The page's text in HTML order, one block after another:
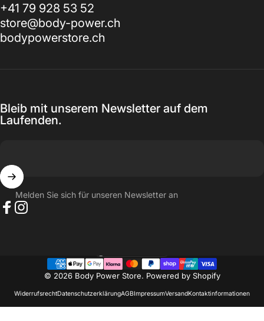
+41 79 928 53 52
store@body-power.ch
bodypowerstore.ch
Bleib mit unserem Newsletter auf dem
Laufenden.
Melden Sie sich für unseren Newsletter an
© 2026 Body Power Store. Powered by Shopify
WiderrufsrechtDatenschutzerklärungAGBImpressumVersandKontaktinformationen
Land/Region